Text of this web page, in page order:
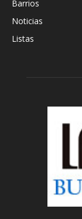
Barrios
Noticias
Listas